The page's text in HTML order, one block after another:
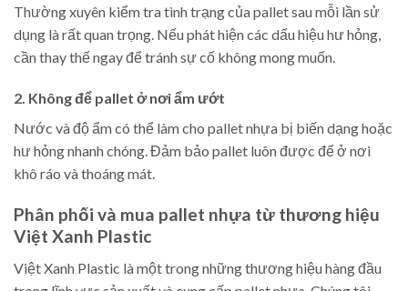
Thường xuyên kiểm tra tình trạng của pallet sau mỗi lần sử
dụng là rất quan trọng. Nếu phát hiện các dấu hiệu hư hỏng,
cần thay thế ngay để tránh sự cố không mong muốn.
2. Không để pallet ở nơi ẩm ướt
Nước và độ ẩm có thể làm cho pallet nhựa bị biến dạng hoặc
hư hỏng nhanh chóng. Đảm bảo pallet luôn được để ở nơi
khô ráo và thoáng mát.
Phân phối và mua pallet nhựa từ thương hiệu
Việt Xanh Plastic
Việt Xanh Plastic là một trong những thương hiệu hàng đầu